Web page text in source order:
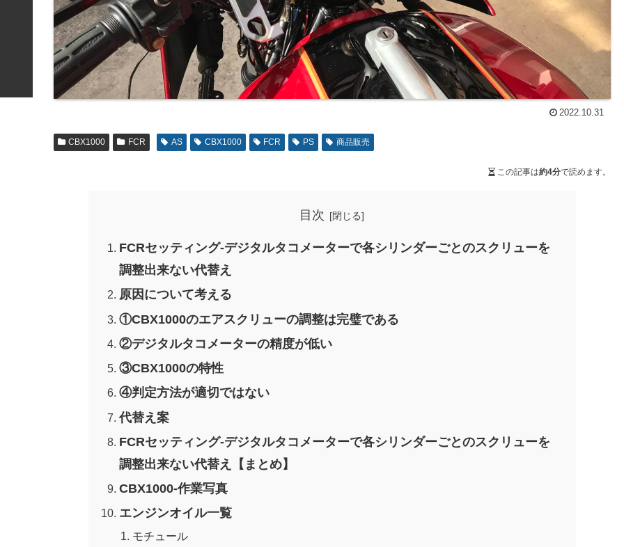
2022.10.31
CBX1000 FCR AS CBX1000 FCR PS 商品販売
この記事は約4分で読めます。
目次
FCRセッティング-デジタルタコメーターで各シリンダーごとのスクリューを
調整出来ない代替え
原因について考える
①CBX1000のエアスクリューの調整は完璧である
②デジタルタコメーターの精度が低い
③CBX1000の特性
④判定方法が適切ではない
代替え案
FCRセッティング-デジタルタコメーターで各シリンダーごとのスクリューを
調整出来ない代替え【まとめ】
CBX1000-作業写真
エンジンオイル一覧
モチュール